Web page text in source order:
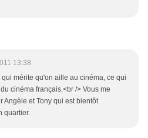
13:38
mérite qu'on aille au cinéma, ce qui
cinéma français.<br /> Vous me
Angèle et Tony qui est bientôt
quartier.